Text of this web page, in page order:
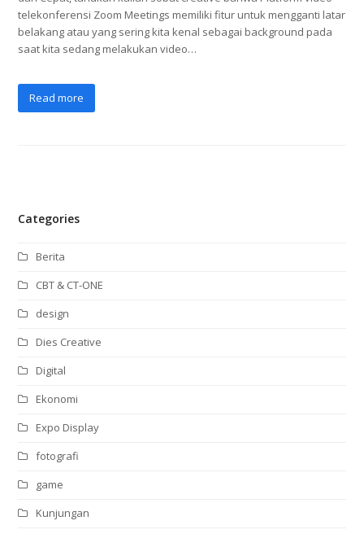
telekonferensi Zoom Meetings memiliki fitur untuk mengganti latar
belakang atau yang sering kita kenal sebagai background pada
saat kita sedang melakukan video…
Read more
Categories
Berita
CBT & CT-ONE
design
Dies Creative
Digital
Ekonomi
Expo Display
fotografi
game
Kunjungan